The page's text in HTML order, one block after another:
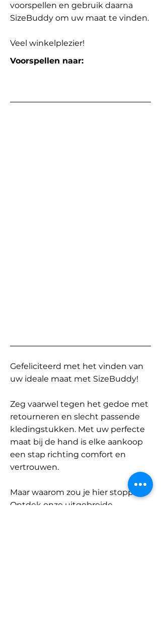
voorspellen en gebruik daarna
SizeBuddy om uw maat te vinden.
Veel winkelplezier!
Voorspellen naar:
Gefeliciteerd met het vinden van
uw ideale maat met SizeBuddy!
Zeg vaarwel tegen het gedoe met
retourneren en slecht passende
kledingstukken. Met uw perfecte
maat bij de hand is elke aankoop
een stap richting comfort en
vertrouwen.
Maar waarom zou je hier stoppen?
Ontdek onze uitgebreide